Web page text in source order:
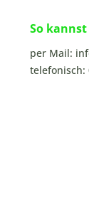
So
per Mail:
telefonisch: